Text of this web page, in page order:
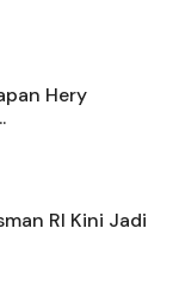
Hery
RI Kini Jadi